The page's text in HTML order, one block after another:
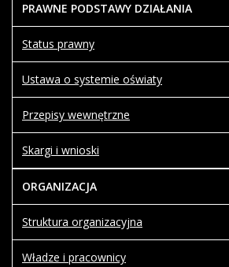
PRAWNE PODSTAWY DZIAŁANIA
Status prawny
Ustawa o systemie oświaty
Przepisy wewnętrzne
Skargi i wnioski
ORGANIZACJA
Struktura organizacyjna
Władze i pracownicy